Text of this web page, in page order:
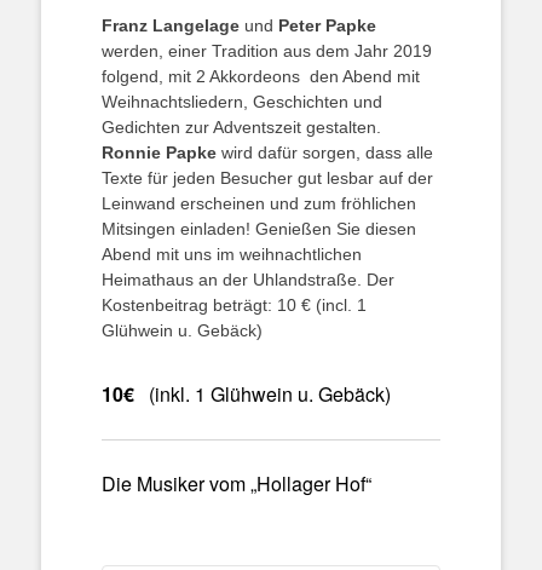
Franz Langelage und Peter Papke
werden, einer Tradition aus dem Jahr 2019
folgend, mit 2 Akkordeons den Abend mit
Weihnachtsliedern, Geschichten und
Gedichten zur Adventszeit gestalten.
Ronnie Papke wird dafür sorgen, dass alle
Texte für jeden Besucher gut lesbar auf der
Leinwand erscheinen und zum fröhlichen
Mitsingen einladen! Genießen Sie diesen
Abend mit uns im weihnachtlichen
Heimathaus an der Uhlandstraße. Der
Kostenbeitrag beträgt: 10 € (incl. 1
Glühwein u. Gebäck)
10€ (inkl. 1 Glühwein u. Gebäck)
Die Musiker vom „Hollager Hof“